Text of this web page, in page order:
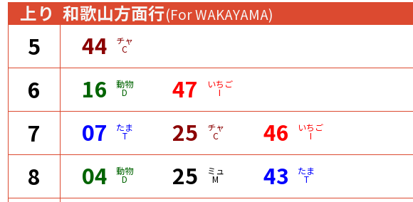
上り 和歌山方面行(For WAKAYAMA)
5 44 チャ
C
6 16 動物
D 47 いちご
I
7 07 たま
T 25 チャ
C 46 いちご
I
8 04 動物
D 25 ミュ
M 43 たま
T